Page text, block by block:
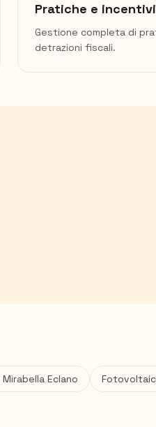
Pratiche e incentivi
Gestione completa di
detrazioni fiscali.
Mirabella Eclano